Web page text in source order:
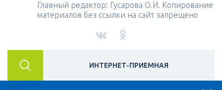
Главный редактор: Гусарова О.И. Копирование
материалов без ссылки на сайт запрещено
ИНТЕРНЕТ-ПРИЕМНАЯ